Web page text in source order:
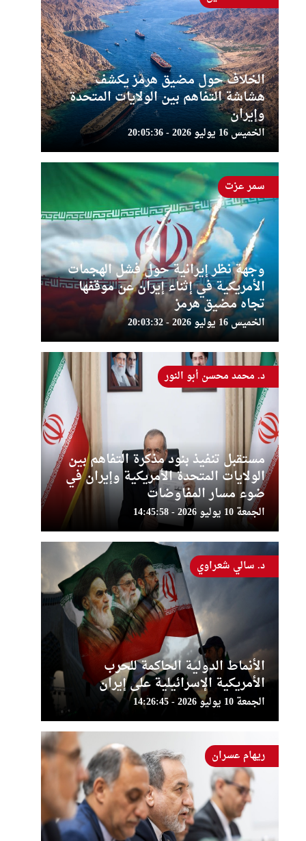
الخلاف حول مضيق هرمز يكشف
هشاشة التفاهم بين الولايات المتحدة
وإيران
الخميس 16 يوليو 2026 - 20:05:36
وجهة نظر إيرانية حول فشل الهجمات
الأمريكية في إثناء إيران عن موقفها
تجاه مضيق هرمز
الخميس 16 يوليو 2026 - 20:03:32
سمر عزت
مستقبل تنفيذ بنود مذكرة التفاهم بين
الولايات المتحدة الأمريكية وإيران في
ضوء مسار المفاوضات
الجمعة 10 يوليو 2026 - 14:45:58
د. محمد محسن أبو النور
الأنماط الدولية الحاكمة للحرب
الأمريكية الإسرائيلية على إيران
الجمعة 10 يوليو 2026 - 14:26:45
د. سالي شعراوي
ريهام عسران